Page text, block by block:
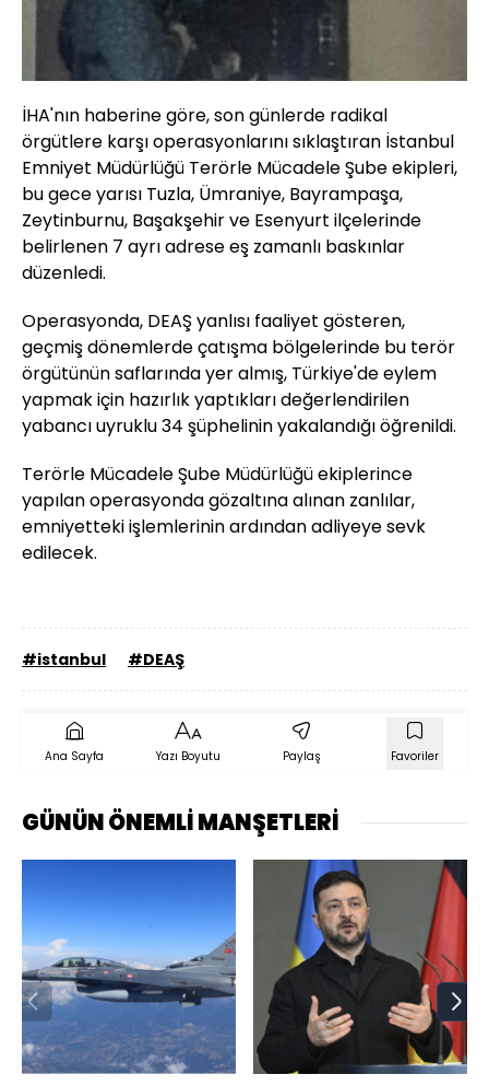
İHA'nın haberine göre, son günlerde radikal
örgütlere karşı operasyonlarını sıklaştıran İstanbul
Emniyet Müdürlüğü Terörle Mücadele Şube ekipleri,
bu gece yarısı Tuzla, Ümraniye, Bayrampaşa,
Zeytinburnu, Başakşehir ve Esenyurt ilçelerinde
belirlenen 7 ayrı adrese eş zamanlı baskınlar
düzenledi.
Operasyonda, DEAŞ yanlısı faaliyet gösteren,
geçmiş dönemlerde çatışma bölgelerinde bu terör
örgütünün saflarında yer almış, Türkiye'de eylem
yapmak için hazırlık yaptıkları değerlendirilen
yabancı uyruklu 34 şüphelinin yakalandığı öğrenildi.
Terörle Mücadele Şube Müdürlüğü ekiplerince
yapılan operasyonda gözaltına alınan zanlılar,
emniyetteki işlemlerinin ardından adliyeye sevk
edilecek.
#istanbul #DEAŞ
Ana Sayfa Yazı Boyutu Paylaş Favoriler
GÜNÜN ÖNEMLİ MANŞETLERİ